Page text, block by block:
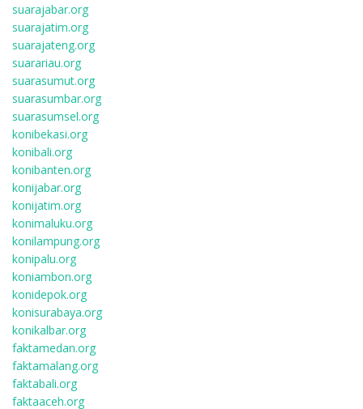
suarajabar.org
suarajatim.org
suarajateng.org
suarariau.org
suarasumut.org
suarasumbar.org
suarasumsel.org
konibekasi.org
konibali.org
konibanten.org
konijabar.org
konijatim.org
konimaluku.org
konilampung.org
konipalu.org
koniambon.org
konidepok.org
konisurabaya.org
konikalbar.org
faktamedan.org
faktamalang.org
faktabali.org
faktaaceh.org